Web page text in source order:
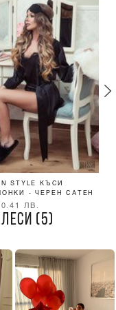
STYLE КЪСИ
- ЧЕРЕН САТЕН
ЛВ.
(5)